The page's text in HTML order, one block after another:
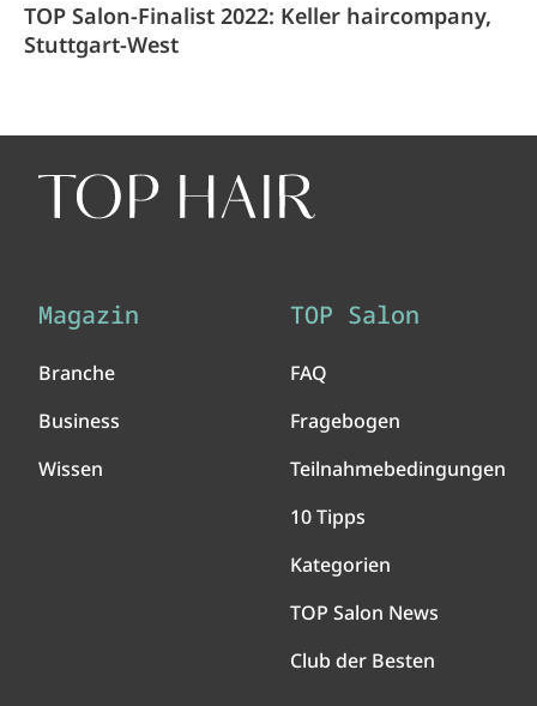
TOP Salon-Finalist 2022: Keller haircompany,
Stuttgart-West
Magazin
Branche
Business
Wissen
TOP Salon
FAQ
Fragebogen
Teilnahmebedingungen
10 Tipps
Kategorien
TOP Salon News
Club der Besten